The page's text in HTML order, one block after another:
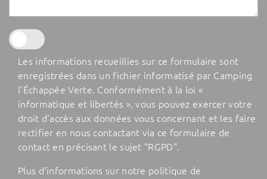
Les informations recueillies sur ce formulaire sont
enregistrées dans un fichier informatisé par Camping
l'Échappée Verte. Conformément à la loi «
informatique et libertés », vous pouvez exercer votre
droit d'accès aux données vous concernant et les faire
rectifier en nous contactant via ce formulaire de
contact en précisant le sujet "RGPD".
Plus d'informations sur notre politique de